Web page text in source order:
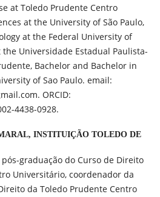
at Toledo Prudente Centro
at the University of São Paulo,
at the Federal University of
the Universidade Estadual Paulista-
Bachelor and Bachelor in
of Sao Paulo. email:
ORCID:
4438-0928.
INSTITUIÇÃO TOLEDO DE
graduação do Curso de Direito
Universitário, coordenador da
da Toledo Prudente Centro